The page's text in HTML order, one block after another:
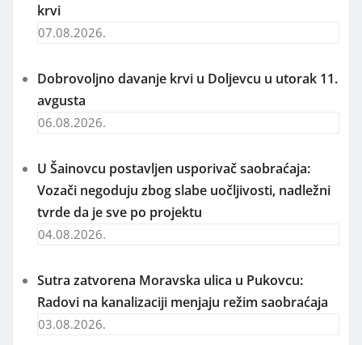
krvi
07.08.2026.
Dobrovoljno davanje krvi u Doljevcu u utorak 11.
avgusta
06.08.2026.
U Šainovcu postavljen usporivač saobraćaja:
Vozači negoduju zbog slabe uočljivosti, nadležni
tvrde da je sve po projektu
04.08.2026.
Sutra zatvorena Moravska ulica u Pukovcu:
Radovi na kanalizaciji menjaju režim saobraćaja
03.08.2026.